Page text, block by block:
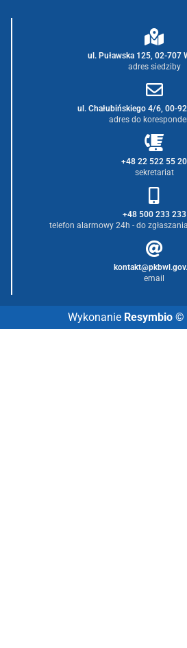
ul. Puławska 125, 02-707
adres siedziby
ul. Chałubińskiego 4/6, 00-
adres do
+48 22 522 55 20
sekretariat
+48 500 233 233
telefon alarmowy 24h - do
email
Wykonanie Resymbio ©